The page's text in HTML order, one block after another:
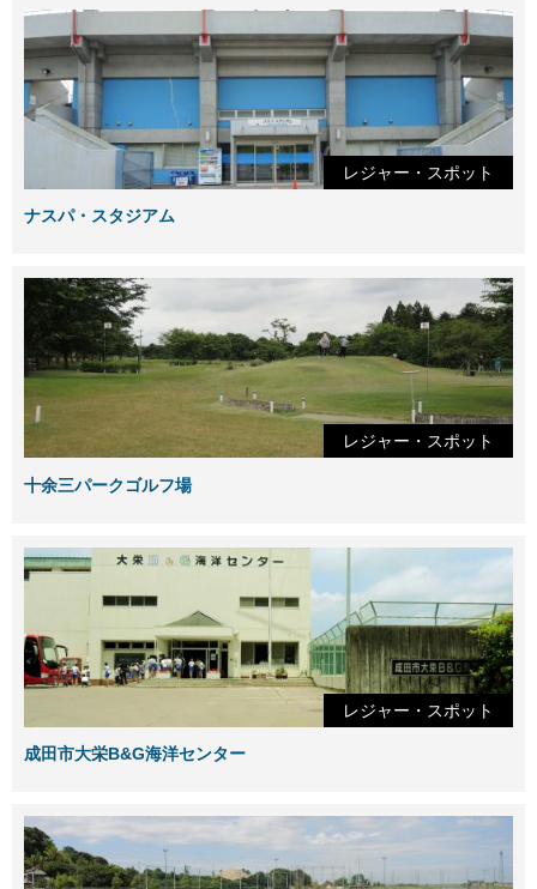
レジャー・スポット
ナスパ・スタジアム
レジャー・スポット
十余三パークゴルフ場
レジャー・スポット
成田市大栄B&G海洋センター